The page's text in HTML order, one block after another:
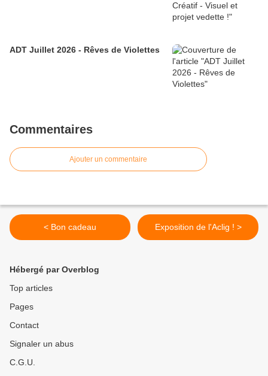
ADT Juillet 2026 - Rêves de Violettes
Commentaires
Ajouter un commentaire
< Bon cadeau Exposition de l'Aclig ! >
Hébergé par Overblog
Top articles
Pages
Contact
Signaler un abus
C.G.U.